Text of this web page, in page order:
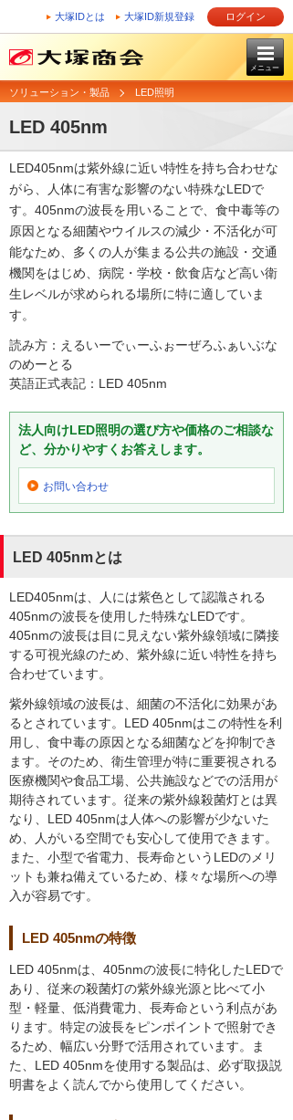
大塚IDとは 大塚ID新規登録 ログイン
メニュー
ソリューション・製品 LED照明
LED 405nm
LED405nmは紫外線に近い特性を持ち合わせな
がら、人体に有害な影響のない特殊なLEDで
す。405nmの波長を用いることで、食中毒等の
原因となる細菌やウイルスの減少・不活化が可
能なため、多くの人が集まる公共の施設・交通
機関をはじめ、病院・学校・飲食店など高い衛
生レベルが求められる場所に特に適していま
す。
読み方：えるいーでぃーふぉーぜろふぁいぶな
のめーとる
英語正式表記：LED 405nm
法人向けLED照明の選び方や価格のご相談な
ど、分かりやすくお答えします。
お問い合わせ
LED 405nmとは
LED405nmは、人には紫色として認識される
405nmの波長を使用した特殊なLEDです。
405nmの波長は目に見えない紫外線領域に隣接
する可視光線のため、紫外線に近い特性を持ち
合わせています。
紫外線領域の波長は、細菌の不活化に効果があ
るとされています。LED 405nmはこの特性を利
用し、食中毒の原因となる細菌などを抑制でき
ます。そのため、衛生管理が特に重要視される
医療機関や食品工場、公共施設などでの活用が
期待されています。従来の紫外線殺菌灯とは異
なり、LED 405nmは人体への影響が少ないた
め、人がいる空間でも安心して使用できます。
また、小型で省電力、長寿命というLEDのメリ
ットも兼ね備えているため、様々な場所への導
入が容易です。
LED 405nmの特徴
LED 405nmは、405nmの波長に特化したLEDで
あり、従来の殺菌灯の紫外線光源と比べて小
型・軽量、低消費電力、長寿命という利点があ
ります。特定の波長をピンポイントで照射でき
るため、幅広い分野で活用されています。ま
た、LED 405nmを使用する製品は、必ず取扱説
明書をよく読んでから使用してください。